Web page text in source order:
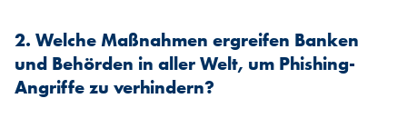
2. Welche Maßnahmen ergreifen Banken
und Behörden in aller Welt, um Phishing-
Angriffe zu verhindern?